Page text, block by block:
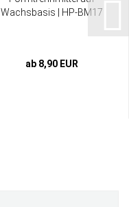
Wachsbasis | HP-BM17
ab 8,90 EUR